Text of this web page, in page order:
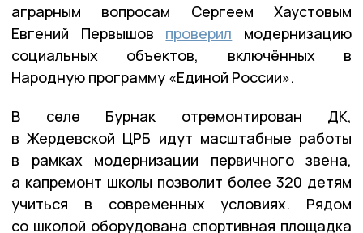
аграрным вопросам Сергеем Хаустовым
Евгений Первышов проверил модернизацию
социальных объектов, включённых в
Народную программу «Единой России».
В селе Бурнак отремонтирован ДК,
в Жердевской ЦРБ идут масштабные работы
в рамках модернизации первичного звена,
а капремонт школы позволит более 320 детям
учиться в современных условиях. Рядом
со школой оборудована спортивная площадка